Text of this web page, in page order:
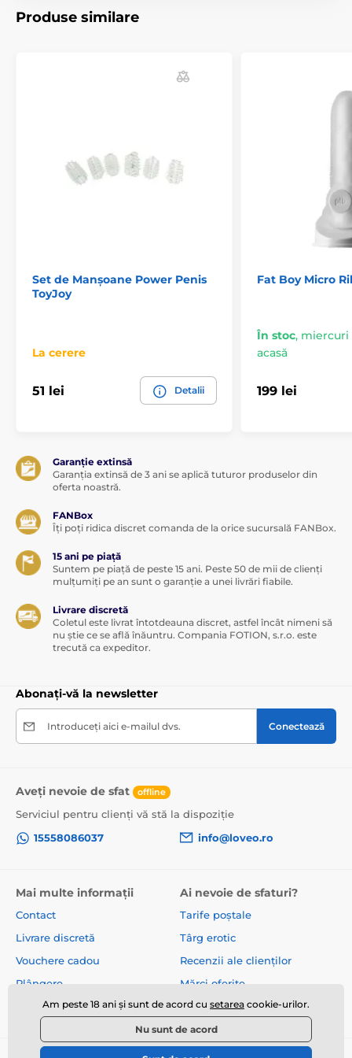
Produse similare
Set de Manșoane Power Penis
ToyJoy
La cerere
51 lei Detalii
Fat Boy Micro
În stoc, miercuri
acasă
199 lei
Garanție extinsă
Garanția extinsă de 3 ani se aplică tuturor produselor din
oferta noastră.
FANBox
Îți poți ridica discret comanda de la orice sucursală FANBox.
15 ani pe piață
Suntem pe piață de peste 15 ani. Peste 50 de mii de clienți
mulțumiți pe an sunt o garanție a unei livrări fiabile.
Livrare discretă
Coletul este livrat întotdeauna discret, astfel încât nimeni să
nu știe ce se află înăuntru. Compania FOTION, s.r.o. este
trecută ca expeditor.
Abonați-vă la newsletter
Introduceți aici e-mailul dvs. Conectează
Aveți nevoie de sfat offline
Serviciul pentru clienți vă stă la dispoziție
15558086037
info@loveo.ro
Mai multe informații
Contact
Livrare discretă
Vouchere cadou
Plângere
Despre noi
Ai nevoie de sfaturi?
Tarife poștale
Târg erotic
Recenzii ale clienților
Mărci oferite
Termeni și condiții
Am peste 18 ani și sunt de acord cu setarea cookie-urilor.
Nu sunt de acord